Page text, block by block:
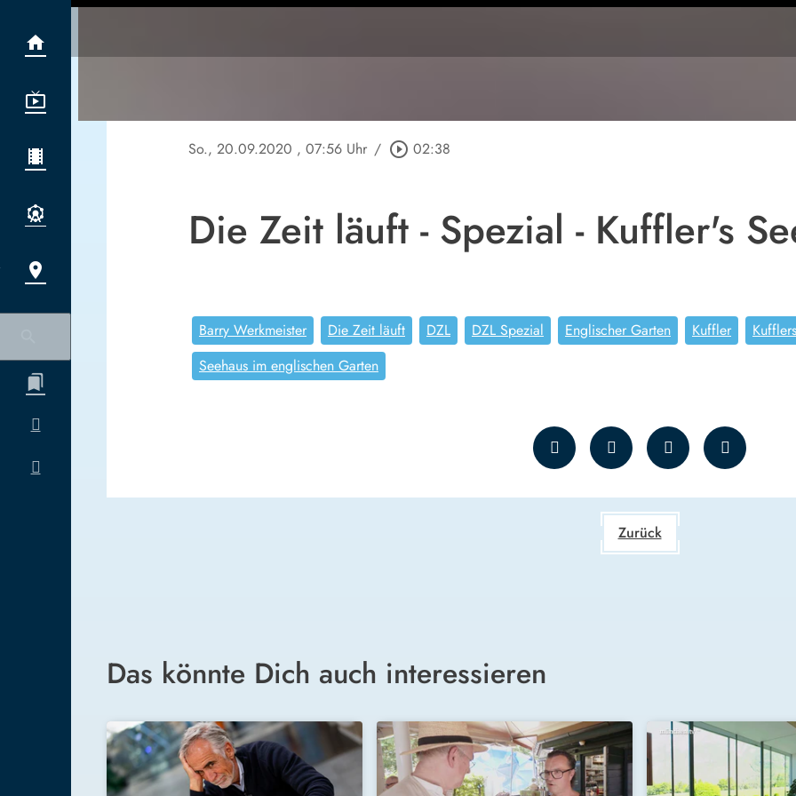
So., 20.09.2020 , 07:56 Uhr / play_circle_outline 02:38
Die Zeit läuft - Spezial - Kuffler's
Barry Werkmeister Die Zeit läuft DZL DZL Spezial Englischer Garten Kuffler
Seehaus im englischen Garten
Zurück
Das könnte Dich auch interessieren